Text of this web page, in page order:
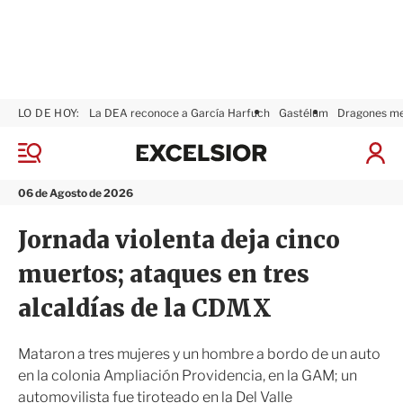
M
n
06 de Agosto de 2026
LO DE HOY: La DEA reconoce a García Harfuch Gastélum Dragones
I
ó
n
x
i
o
r
Jornada violenta deja cinco
muertos; ataques en tres
alcaldías de la CDMX
Mataron a tres mujeres y un hombre a bordo de un auto
en la colonia Ampliación Providencia, en la GAM; un
automovilista fue tiroteado en la Del Valle